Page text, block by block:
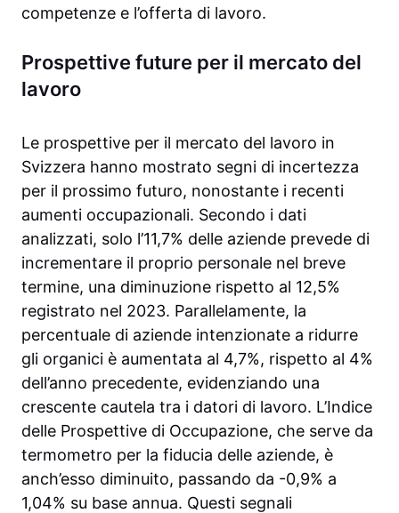
competenze e l’offerta di lavoro.
Prospettive future per il mercato del
lavoro
Le prospettive per il mercato del lavoro in
Svizzera hanno mostrato segni di incertezza
per il prossimo futuro, nonostante i recenti
aumenti occupazionali. Secondo i dati
analizzati, solo l’11,7% delle aziende prevede di
incrementare il proprio personale nel breve
termine, una diminuzione rispetto al 12,5%
registrato nel 2023. Parallelamente, la
percentuale di aziende intenzionate a ridurre
gli organici è aumentata al 4,7%, rispetto al 4%
dell’anno precedente, evidenziando una
crescente cautela tra i datori di lavoro. L’Indice
delle Prospettive di Occupazione, che serve da
termometro per la fiducia delle aziende, è
anch’esso diminuito, passando da -0,9% a
1,04% su base annua. Questi segnali